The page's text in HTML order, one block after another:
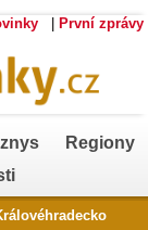
První zprávy
Regiony